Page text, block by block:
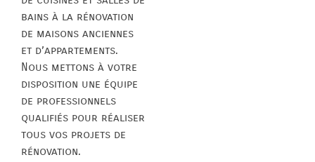
bains à la rénovation
de maisons anciennes
et d’appartements.
Nous mettons à votre
disposition une équipe
de professionnels
qualifiés pour réaliser
tous vos projets de
rénovation.